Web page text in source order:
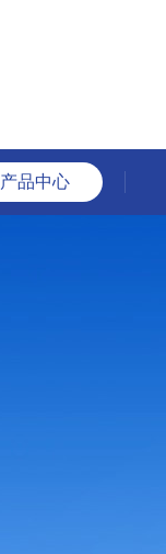
产品中心